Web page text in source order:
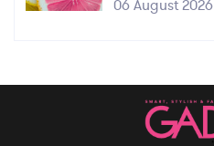
06 August 2026